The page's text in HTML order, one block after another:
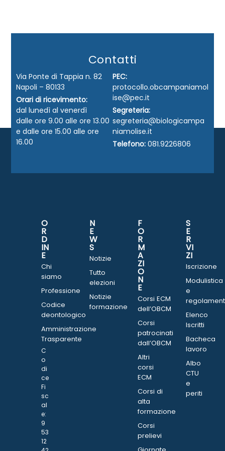
Contatti
Via Ponte di Tappia n. 82
Napoli – 80133
Orari di ricevimento:
dal lunedì al venerdì
dalle ore 9.00 alle ore 13.00
e dalle ore 15.00 alle ore
16.00
PEC:
protocollo.obcampaniamol
ise@pec.it
Segreteria:
segreteria@biologicampa
niamolise.it
Telefono: 081.9226806
O
R
D
IN
E
Chi
siamo
Professione
Codice
deontologico
Amministrazione
Trasparente
C
o
di
ce
Fi
sc
al
e:
9
53
12
N
E
W
S
Notizie
Tutto
elezioni
Notizie
formazione
F
O
R
M
A
ZI
O
N
E
Corsi ECM
dell’OBCM
Corsi
patrocinati
dall’OBCM
Altri
corsi
ECM
Corsi di
alta
formazione
Corsi
prelievi
S
E
R
VI
ZI
Iscrizione
Modulistica
e
Elenco
Iscritti
Bacheca
lavoro
Albo
CTU
e
periti